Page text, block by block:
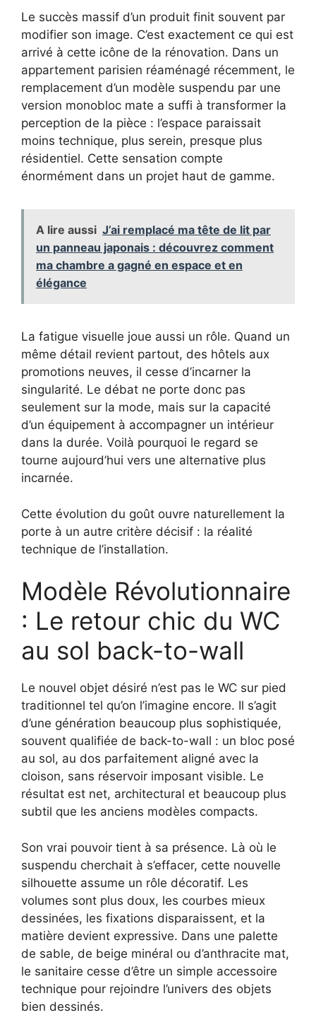
Le succès massif d’un produit finit souvent par
modifier son image. C’est exactement ce qui est
arrivé à cette icône de la rénovation. Dans un
appartement parisien réaménagé récemment, le
remplacement d’un modèle suspendu par une
version monobloc mate a suffi à transformer la
perception de la pièce : l’espace paraissait
moins technique, plus serein, presque plus
résidentiel. Cette sensation compte
énormément dans un projet haut de gamme.
A lire aussi J’ai remplacé ma tête de lit par
un panneau japonais : découvrez comment
ma chambre a gagné en espace et en
élégance
La fatigue visuelle joue aussi un rôle. Quand un
même détail revient partout, des hôtels aux
promotions neuves, il cesse d’incarner la
singularité. Le débat ne porte donc pas
seulement sur la mode, mais sur la capacité
d’un équipement à accompagner un intérieur
dans la durée. Voilà pourquoi le regard se
tourne aujourd’hui vers une alternative plus
incarnée.
Cette évolution du goût ouvre naturellement la
porte à un autre critère décisif : la réalité
technique de l’installation.
Modèle Révolutionnaire
: Le retour chic du WC
au sol back-to-wall
Le nouvel objet désiré n’est pas le WC sur pied
traditionnel tel qu’on l’imagine encore. Il s’agit
d’une génération beaucoup plus sophistiquée,
souvent qualifiée de back-to-wall : un bloc posé
au sol, au dos parfaitement aligné avec la
cloison, sans réservoir imposant visible. Le
résultat est net, architectural et beaucoup plus
subtil que les anciens modèles compacts.
Son vrai pouvoir tient à sa présence. Là où le
suspendu cherchait à s’effacer, cette nouvelle
silhouette assume un rôle décoratif. Les
volumes sont plus doux, les courbes mieux
dessinées, les fixations disparaissent, et la
matière devient expressive. Dans une palette
de sable, de beige minéral ou d’anthracite mat,
le sanitaire cesse d’être un simple accessoire
technique pour rejoindre l’univers des objets
bien dessinés.